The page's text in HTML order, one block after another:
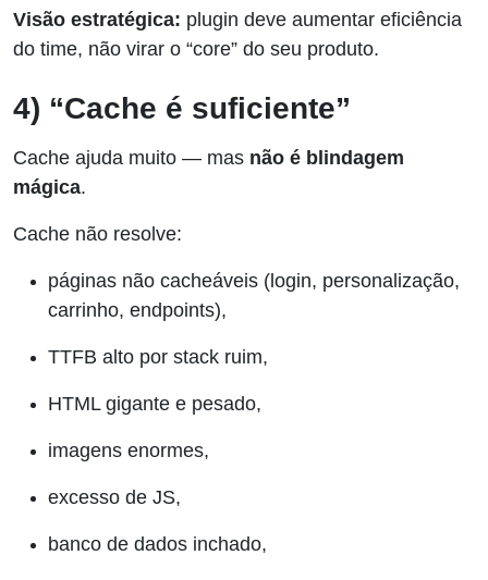
Visão estratégica: plugin deve aumentar eficiência
do time, não virar o “core” do seu produto.
4) “Cache é suficiente”
Cache ajuda muito — mas não é blindagem
mágica.
Cache não resolve:
páginas não cacheáveis (login, personalização,
carrinho, endpoints),
TTFB alto por stack ruim,
HTML gigante e pesado,
imagens enormes,
excesso de JS,
banco de dados inchado,